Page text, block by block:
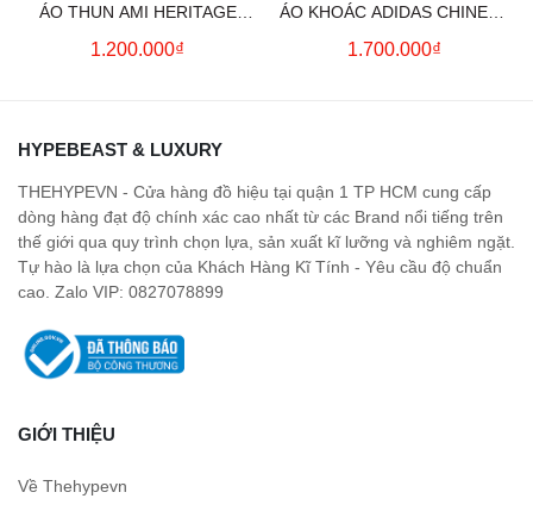
ÁO THUN AMI HERITAGE
PRINT (WHITE CREAM)
1.200.000₫
ÁO KHOÁC ADIDAS CHINESE
NEW YEAR JACKET (BLUE)
1.700.000₫
HYPEBEAST & LUXURY
THEHYPEVN - Cửa hàng đồ hiệu tại quận 1 TP HCM cung cấp
dòng hàng đạt độ chính xác cao nhất từ các Brand nổi tiếng trên
thế giới qua quy trình chọn lựa, sản xuất kĩ lưỡng và nghiêm ngặt.
Tự hào là lựa chọn của Khách Hàng Kĩ Tính - Yêu cầu độ chuẩn
cao. Zalo VIP: 0827078899
GIỚI THIỆU
Về Thehypevn